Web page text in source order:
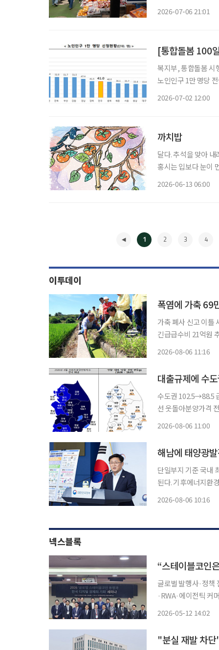
2026-07-06 21:01
[통합돌봄 100
복지부, 통합돌봄 시
노인인구 1만 명당 전국 평균 41.0
2026-07-02 12:00
까치밥
달다. 추석을 맞아
홍시는 입보다 눈이
2026-06-13 06:00
1 2 3 4
이투데이
폭염에 가축 69
가축 폐사 신고 이
긴급급수비 21억원 추가 투입 기록적인 폭염과 가뭄이 농촌을
2026-08-06 11:16
대출규제에 수
수도권 102.5→88.5
선 웃돌아분양가격 전망은 오르고
2026-08-06 11:00
해남에 태양광
단일부지 기준 국내
된다. 기후에너지환경부는 7일 전남 해남에서 이러한 내용의 해남재생복합단지 태양광 발전
2026-08-06 10:16
넥스블록
“스테이블코인
글로벌 발행사·정책
·RWA·에이전틱 커
2026-05-12 14:02
"분실 재발 차